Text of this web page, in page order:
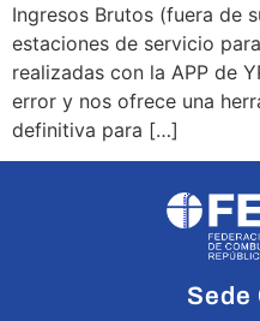
Ingresos Brutos (fuera de
estaciones de servicio
realizadas con la APP de
error y nos ofrece una
definitiva para […]
Sede